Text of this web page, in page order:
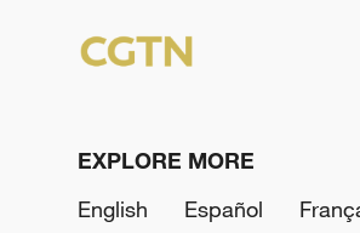
EXPLORE MORE
English
Español